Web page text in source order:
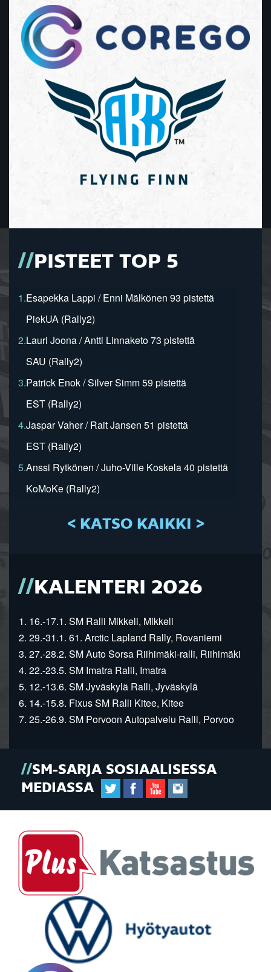
PISTEET TOP 5
1.Esapekka Lappi / Enni Mälkönen 93 pistettä
PiekUA (Rally2)
2.Lauri Joona / Antti Linnaketo 73 pistettä
SAU (Rally2)
3.Patrick Enok / Silver Simm 59 pistettä
EST (Rally2)
4.Jaspar Vaher / Rait Jansen 51 pistettä
EST (Rally2)
5.Anssi Rytkönen / Juho-Ville Koskela 40 pistettä
KoMoKe (Rally2)
< KATSO KAIKKI >
KALENTERI 2026
1. 16.-17.1. SM Ralli Mikkeli, Mikkeli
2. 29.-31.1. 61. Arctic Lapland Rally, Rovaniemi
3. 27.-28.2. SM Auto Sorsa Riihimäki-ralli, Riihimäki
4. 22.-23.5. SM Imatra Ralli, Imatra
5. 12.-13.6. SM Jyväskylä Ralli, Jyväskylä
6. 14.-15.8. Fixus SM Ralli Kitee, Kitee
7. 25.-26.9. SM Porvoon Autopalvelu Ralli, Porvoo
SM-SARJA SOSIAALISESSA
MEDIASSA